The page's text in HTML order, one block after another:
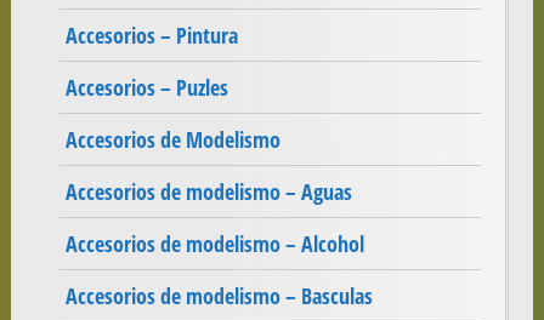
Accesorios – Pintura
Accesorios – Puzles
Accesorios de Modelismo
Accesorios de modelismo – Aguas
Accesorios de modelismo – Alcohol
Accesorios de modelismo – Basculas